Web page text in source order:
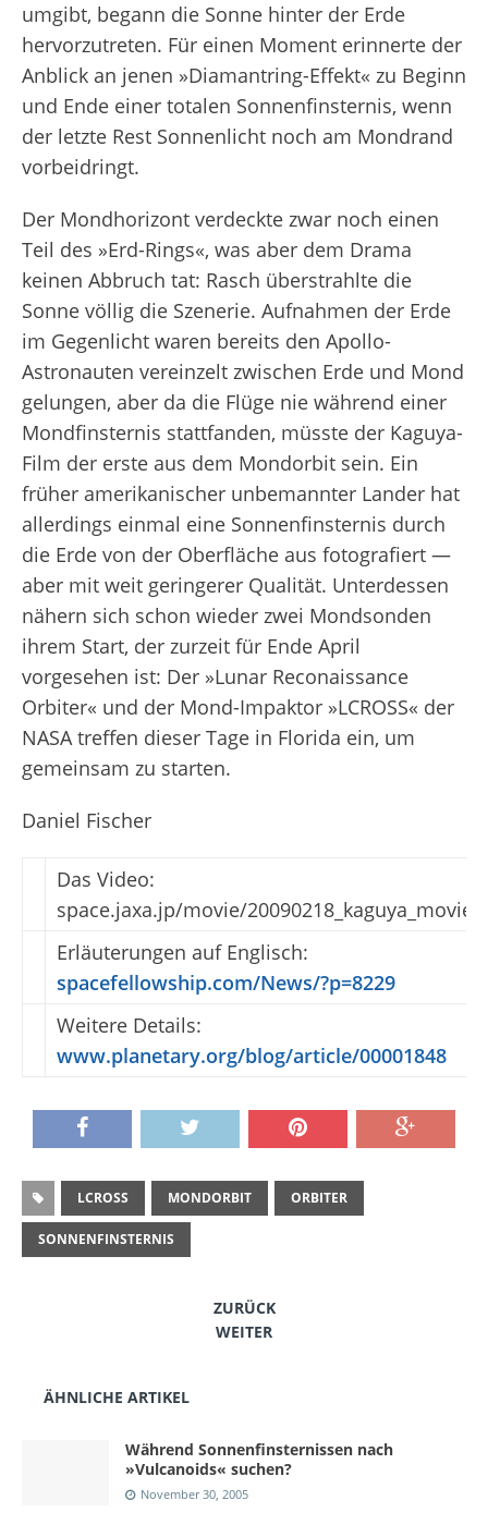
umgibt, begann die Sonne hinter der Erde
hervorzutreten. Für einen Moment erinnerte der
Anblick an jenen »Diamantring-Effekt« zu Beginn
und Ende einer totalen Sonnenfinsternis, wenn
der letzte Rest Sonnenlicht noch am Mondrand
vorbeidringt.
Der Mondhorizont verdeckte zwar noch einen
Teil des »Erd-Rings«, was aber dem Drama
keinen Abbruch tat: Rasch überstrahlte die
Sonne völlig die Szenerie. Aufnahmen der Erde
im Gegenlicht waren bereits den Apollo-
Astronauten vereinzelt zwischen Erde und Mond
gelungen, aber da die Flüge nie während einer
Mondfinsternis stattfanden, müsste der Kaguya-
Film der erste aus dem Mondorbit sein. Ein
früher amerikanischer unbemannter Lander hat
allerdings einmal eine Sonnenfinsternis durch
die Erde von der Oberfläche aus fotografiert —
aber mit weit geringerer Qualität. Unterdessen
nähern sich schon wieder zwei Mondsonden
ihrem Start, der zurzeit für Ende April
vorgesehen ist: Der »Lunar Reconaissance
Orbiter« und der Mond-Impaktor »LCROSS« der
NASA treffen dieser Tage in Florida ein, um
gemeinsam zu starten.
Daniel Fischer
Das Video:
space.jaxa.jp/movie/
Erläuterungen auf Englisch:
spacefellowship.com/News/?p=8229
Weitere Details:
www.planetary.org/blog/article/00001848
LCROSS MONDORBIT ORBITER
SONNENFINSTERNIS
ZURÜCK
WEITER
ÄHNLICHE ARTIKEL
Während Sonnenfinsternissen nach
»Vulcanoids« suchen?
November 30, 2005